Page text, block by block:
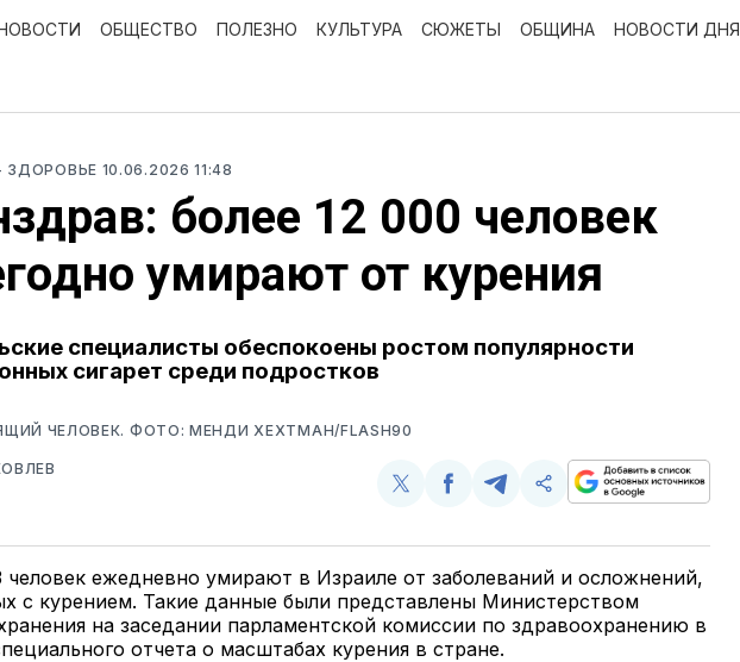
ОБЩЕСТВО ПОЛЕЗНО КУЛЬТУРА СЮЖЕТЫ ОБЩИНА НОВОСТИ ДНЯ
ЗДОРОВЬЕ 10.06.2026 11:48
более 12 000 человек
умирают от курения
специалисты обеспокоены ростом популярности
сигарет среди подростков
ЧЕЛОВЕК. ФОТО: МЕНДИ ХЕХТМАН/FLASH90
Поделиться
Twitter
Поделиться
Facebook
Поделиться
Telegram
Скопируйте
поделитесь
ссылкой
человек ежедневно умирают в Израиле от заболеваний и осложнений,
с курением. Такие данные были представлены Министерством
на заседании парламентской комиссии по здравоохранению в
отчета о масштабах курения в стране.